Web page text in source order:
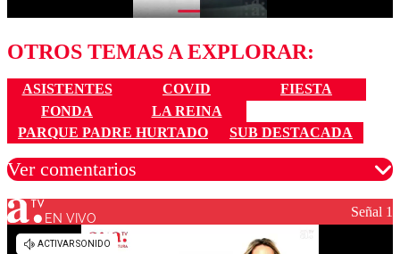
OTROS TEMAS A EXPLORAR:
ASISTENTES COVID
FIESTA
FONDA
LA REINA
PARQUE PADRE HURTADO
SUB DESTACADA
Ver comentarios
Los comentarios son moderados para garantizar un
diálogo respetuoso.
EN VIVO Señal 1